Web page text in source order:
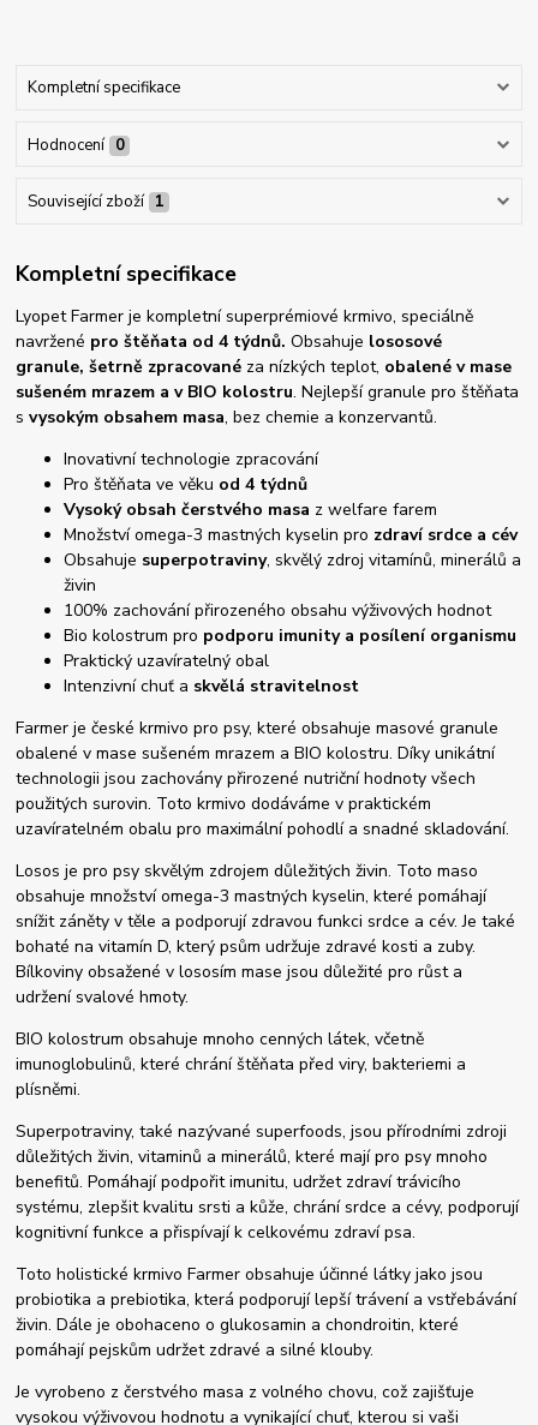
Kompletní specifikace
Hodnocení 0
Související zboží 1
Kompletní specifikace
Lyopet Farmer je kompletní superprémiové krmivo, speciálně
navržené pro štěňata od 4 týdnů. Obsahuje lososové
granule, šetrně zpracované za nízkých teplot, obalené v mase
sušeném mrazem a v BIO kolostru. Nejlepší granule pro štěňata
svysokým obsahem masa, bez chemie a konzervantů.
Inovativní technologie zpracování
Pro štěňata ve věku od 4 týdnů
Vysoký obsah čerstvého masa z welfare farem
Množství omega-3 mastných kyselin pro zdraví srdce a cév
Obsahuje superpotraviny, skvělý zdroj vitamínů, minerálů a
živin
100% zachování přirozeného obsahu výživových hodnot
Bio kolostrum pro podporu imunity a posílení organismu
Praktický uzavíratelný obal
Intenzivní chuť a skvělá stravitelnost
Farmer je české krmivo pro psy, které obsahuje masové granule
obalené v mase sušeném mrazem a BIO kolostru. Díky unikátní
technologii jsou zachovány přirozené nutriční hodnoty všech
použitých surovin. Toto krmivo dodáváme v praktickém
uzavíratelném obalu pro maximální pohodlí a snadné skladování.
Losos je pro psy skvělým zdrojem důležitých živin. Toto maso
obsahuje množství omega-3 mastných kyselin, které pomáhají
snížit záněty v těle a podporují zdravou funkci srdce a cév. Je také
bohaté na vitamín D, který psům udržuje zdravé kosti a zuby.
Bílkoviny obsažené v lososím mase jsou důležité pro růst a
udržení svalové hmoty.
BIO kolostrum obsahuje mnoho cenných látek, včetně
imunoglobulinů, které chrání štěňata před viry, bakteriemi a
plísněmi.
Superpotraviny, také nazývané superfoods, jsou přírodními zdroji
důležitých živin, vitaminů a minerálů, které mají pro psy mnoho
benefitů. Pomáhají podpořit imunitu, udržet zdraví trávicího
systému, zlepšit kvalitu srsti a kůže, chrání srdce a cévy, podporují
kognitivní funkce a přispívají k celkovému zdraví psa.
Toto holistické krmivo Farmer obsahuje účinné látky jako jsou
probiotika a prebiotika, která podporují lepší trávení a vstřebávání
živin. Dále je obohaceno o glukosamin a chondroitin, které
pomáhají pejskům udržet zdravé a silné klouby.
Je vyrobeno z čerstvého masa z volného chovu, což zajišťuje
vysokou výživovou hodnotu a vynikající chuť, kterou si vaši